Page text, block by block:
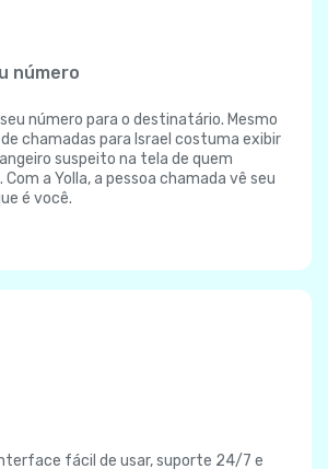
número
número para o destinatário. Mesmo
chamadas para Israel costuma exibir
suspeito na tela de quem
a Yolla, a pessoa chamada vê seu
é você.
fácil de usar, suporte 24/7 e